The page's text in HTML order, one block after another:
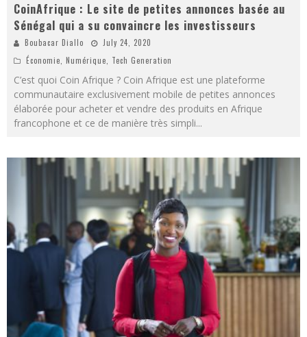
CoinAfrique : Le site de petites annonces basée au
Sénégal qui a su convaincre les investisseurs
Boubacar Diallo
July 24, 2020
Économie Numérique Tech Generation
C’est quoi Coin Afrique ? Coin Afrique est une plateforme
communautaire exclusivement mobile de petites annonces
élaborée pour acheter et vendre des produits en Afrique
francophone et ce de manière très simpli...